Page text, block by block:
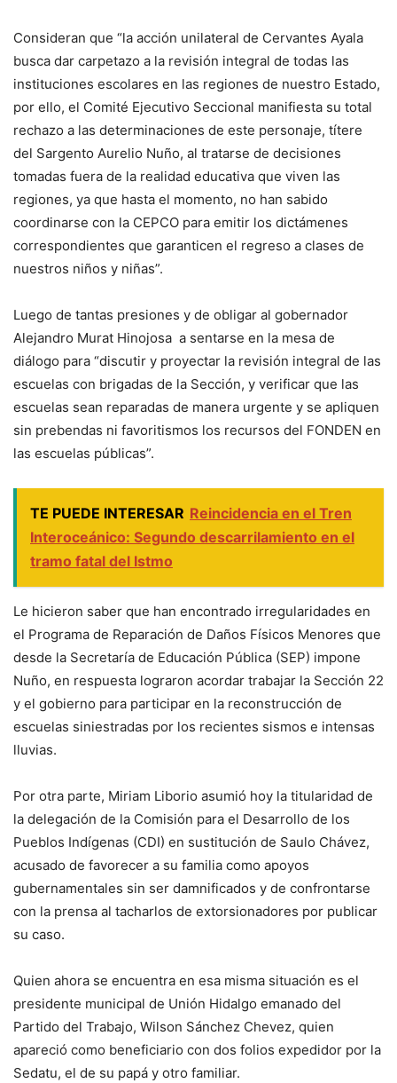
Consideran que “la acción unilateral de Cervantes Ayala
busca dar carpetazo a la revisión integral de todas las
instituciones escolares en las regiones de nuestro Estado,
por ello, el Comité Ejecutivo Seccional manifiesta su total
rechazo a las determinaciones de este personaje, títere
del Sargento Aurelio Nuño, al tratarse de decisiones
tomadas fuera de la realidad educativa que viven las
regiones, ya que hasta el momento, no han sabido
coordinarse con la CEPCO para emitir los dictámenes
correspondientes que garanticen el regreso a clases de
nuestros niños y niñas”.
Luego de tantas presiones y de obligar al gobernador
Alejandro Murat Hinojosa a sentarse en la mesa de
diálogo para “discutir y proyectar la revisión integral de las
escuelas con brigadas de la Sección, y verificar que las
escuelas sean reparadas de manera urgente y se apliquen
sin prebendas ni favoritismos los recursos del FONDEN en
las escuelas públicas”.
TE PUEDE INTERESAR Reincidencia en el Tren
Interoceánico: Segundo descarrilamiento en el
tramo fatal del Istmo
Le hicieron saber que han encontrado irregularidades en
el Programa de Reparación de Daños Físicos Menores que
desde la Secretaría de Educación Pública (SEP) impone
Nuño, en respuesta lograron acordar trabajar la Sección 22
y el gobierno para participar en la reconstrucción de
escuelas siniestradas por los recientes sismos e intensas
lluvias.
Por otra parte, Miriam Liborio asumió hoy la titularidad de
la delegación de la Comisión para el Desarrollo de los
Pueblos Indígenas (CDI) en sustitución de Saulo Chávez,
acusado de favorecer a su familia como apoyos
gubernamentales sin ser damnificados y de confrontarse
con la prensa al tacharlos de extorsionadores por publicar
su caso.
Quien ahora se encuentra en esa misma situación es el
presidente municipal de Unión Hidalgo emanado del
Partido del Trabajo, Wilson Sánchez Chevez, quien
apareció como beneficiario con dos folios expedidor por la
Sedatu, el de su papá y otro familiar.